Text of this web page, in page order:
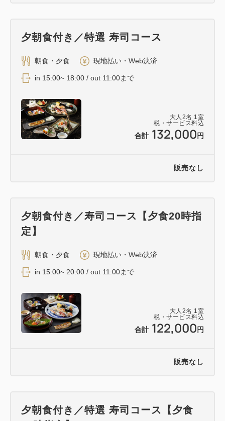
大人 2名 1室
税・サービス料込
合計 132,000 円
夕朝食付き／特選 寿司コース
朝食・夕食 現地払い・Web決済
in 15:00~ 18:00 / out 11:00まで
販売なし
大人 2名 1室
税・サービス料込
合計 122,000 円
夕朝食付き／寿司コース【夕食20時指
定】
朝食・夕食 現地払い・Web決済
in 15:00~ 20:00 / out 11:00まで
販売なし
夕朝食付き／特選 寿司コース【夕食